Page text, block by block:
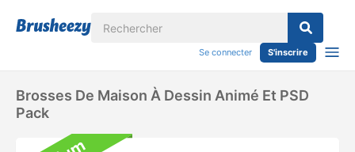
Se connecter S'inscrire
Brosses De Maison À Dessin Animé Et PSD
Pack